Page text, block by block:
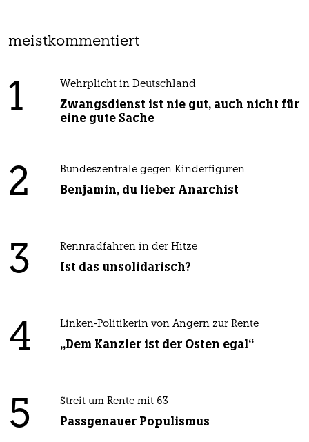
meistkommentiert
1 Wehrplicht in Deutschland
Zwangsdienst ist nie gut, auch nicht für
eine gute Sache
2 Bundeszentrale gegen Kinderfiguren
Benjamin, du lieber Anarchist
3 Rennradfahren in der Hitze
Ist das unsolidarisch?
4 Linken-Politikerin von Angern zur Rente
„Dem Kanzler ist der Osten egal“
5 Streit um Rente mit 63
Passgenauer Populismus